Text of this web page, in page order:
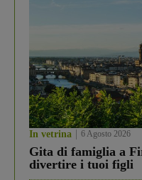
In vetrina 6 Agosto 2026
Gita di famiglia a
divertire i tuoi figli